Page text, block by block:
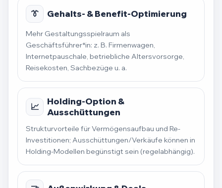
👔 Gehalts- & Benefit-Optimierung
Mehr Gestaltungsspielraum als
Geschäftsführer*in: z. B. Firmenwagen,
Internetpauschale, betriebliche Altersvorsorge,
Reisekosten, Sachbezüge u. a.
📈
Holding-Option &
Ausschüttungen
Strukturvorteile für Vermögensaufbau und Re-
Investitionen; Ausschüttungen/Verkäufe können in
Holding-Modellen begünstigt sein (regelabhängig).